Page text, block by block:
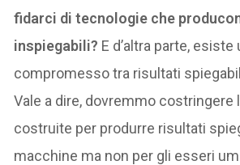
fidarci di tecnologie che
inspiegabili? E d’altra parte, esiste
compromesso tra risultati
Vale a dire, dovremmo costringere
costruite per produrre risultati
macchine ma non per gli esseri